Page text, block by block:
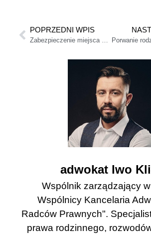
POPRZEDNI WPIS
Zabezpieczenie miejsca zamieszkania dziecka na czas rozwodu
adwokat Iwo
Wspólnik zarządzający
Wspólnicy Kancelaria
Radców Prawnych".
prawa rodzinnego,